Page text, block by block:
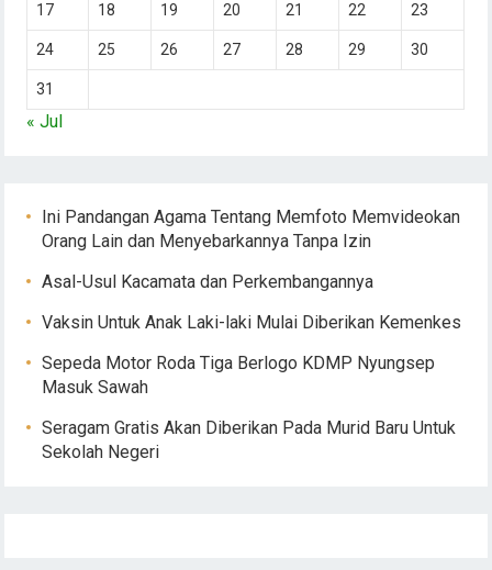
17 18 19 20 21 22 23
24 25 26 27 28 29 30
31
« Jul
Ini Pandangan Agama Tentang Memfoto Memvideokan
Orang Lain dan Menyebarkannya Tanpa Izin
Asal-Usul Kacamata dan Perkembangannya
Vaksin Untuk Anak Laki-laki Mulai Diberikan Kemenkes
Sepeda Motor Roda Tiga Berlogo KDMP Nyungsep
Masuk Sawah
Seragam Gratis Akan Diberikan Pada Murid Baru Untuk
Sekolah Negeri